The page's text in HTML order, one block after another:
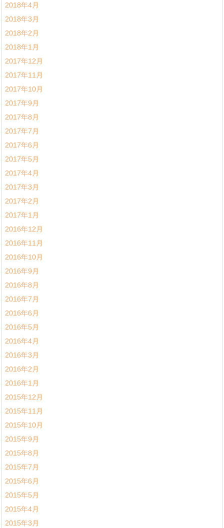
2018年4月
2018年3月
2018年2月
2018年1月
2017年12月
2017年11月
2017年10月
2017年9月
2017年8月
2017年7月
2017年6月
2017年5月
2017年4月
2017年3月
2017年2月
2017年1月
2016年12月
2016年11月
2016年10月
2016年9月
2016年8月
2016年7月
2016年6月
2016年5月
2016年4月
2016年3月
2016年2月
2016年1月
2015年12月
2015年11月
2015年10月
2015年9月
2015年8月
2015年7月
2015年6月
2015年5月
2015年4月
2015年3月